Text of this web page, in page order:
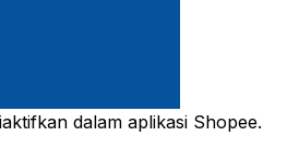
dalam aplikasi Shopee.